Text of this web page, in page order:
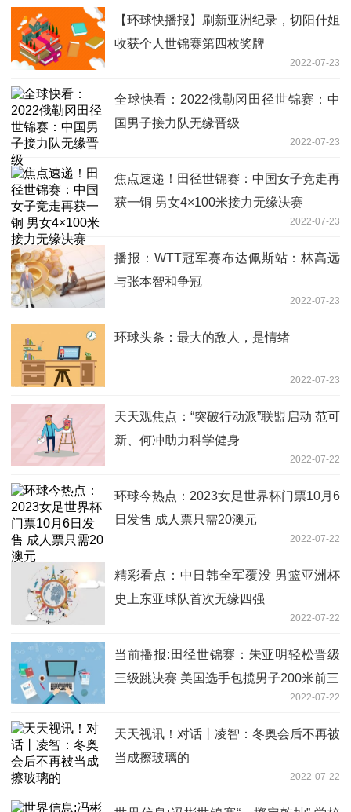
【环球快播报】刷新亚洲纪录，切阳什姐
收获个人世锦赛第四枚奖牌
2022-07-23
全球快看：2022俄勒冈田径世锦赛：中
国男子接力队无缘晋级
2022-07-23
焦点速递！田径世锦赛：中国女子竞走再
获一铜 男女4×100米接力无缘决赛
2022-07-23
播报：WTT冠军赛布达佩斯站：林高远
与张本智和争冠
2022-07-23
环球头条：最大的敌人，是情绪
2022-07-23
天天观焦点：“突破行动派”联盟启动 范可
新、何冲助力科学健身
2022-07-22
环球今热点：2023女足世界杯门票10月6
日发售 成人票只需20澳元
2022-07-22
精彩看点：中日韩全军覆没 男篮亚洲杯
史上东亚球队首次无缘四强
2022-07-22
当前播报:田径世锦赛：朱亚明轻松晋级
三级跳决赛 美国选手包揽男子200米前三
2022-07-22
天天视讯！对话丨凌智：冬奥会后不再被
当成擦玻璃的
2022-07-22